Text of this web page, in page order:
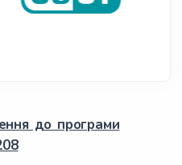
до програми